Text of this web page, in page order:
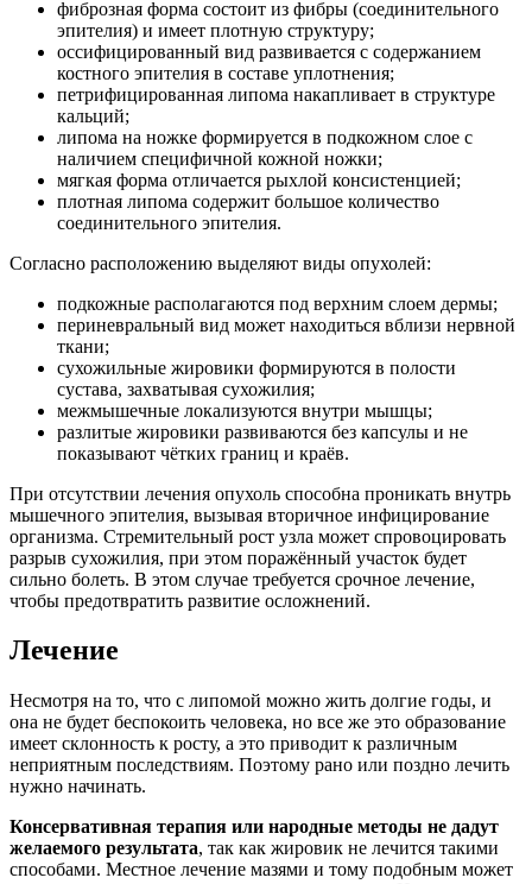
фиброзная форма состоит из фибры (соединительного
эпителия) и имеет плотную структуру;
оссифицированный вид развивается с содержанием
костного эпителия в составе уплотнения;
петрифицированная липома накапливает в структуре
кальций;
липома на ножке формируется в подкожном слое с
наличием специфичной кожной ножки;
мягкая форма отличается рыхлой консистенцией;
плотная липома содержит большое количество
соединительного эпителия.
Согласно расположению выделяют виды опухолей:
подкожные располагаются под верхним слоем дермы;
периневральный вид может находиться вблизи нервной
ткани;
сухожильные жировики формируются в полости
сустава, захватывая сухожилия;
межмышечные локализуются внутри мышцы;
разлитые жировики развиваются без капсулы и не
показывают чётких границ и краёв.
При отсутствии лечения опухоль способна проникать внутрь
мышечного эпителия, вызывая вторичное инфицирование
организма. Стремительный рост узла может спровоцировать
разрыв сухожилия, при этом поражённый участок будет
сильно болеть. В этом случае требуется срочное лечение,
чтобы предотвратить развитие осложнений.
Лечение
Несмотря на то, что с липомой можно жить долгие годы, и
она не будет беспокоить человека, но все же это образование
имеет склонность к росту, а это приводит к различным
неприятным последствиям. Поэтому рано или поздно лечить
нужно начинать.
Консервативная терапия или народные методы не дадут
желаемого результата, так как жировик не лечится такими
способами. Местное лечение мазями и тому подобным может